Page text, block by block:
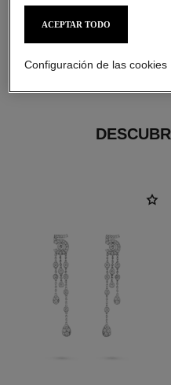
Oro blanco de 18 quilates
ACEPTAR TODO
Configuración de las cookies